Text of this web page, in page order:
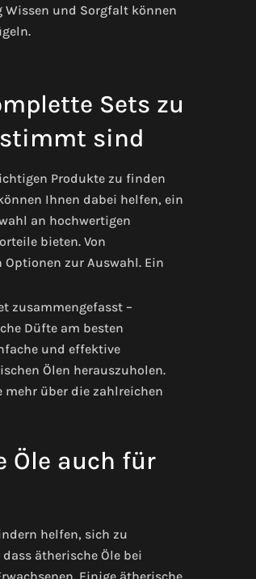
Wissen und Sorgfalt können
Sets zu
sind
Produkte zu finden
Ihnen dabei helfen, ein
an hochwertigen
bieten. Von
zur Auswahl. Ein
zusammengefasst –
Düfte am besten
und effektive
Ölen herauszuholen.
mehr über die zahlreichen
Öle auch für
helfen, sich zu
ätherische Öle bei